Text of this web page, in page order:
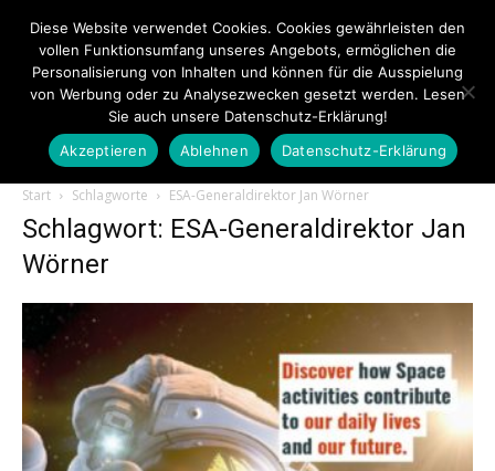
Touristiknews.de
Touristiknews
und
Start Schlagworte ESA-Generaldirektor Jan Wörner
Schlagwort: ESA-Generaldirektor Jan
Wörner
Diese Website verwendet Cookies. Cookies gewährleisten den
vollen Funktionsumfang unseres Angebots, ermöglichen die
Personalisierung von Inhalten und können für die Ausspielung
von Werbung oder zu Analysezwecken gesetzt werden. Lesen
Sie auch unsere Datenschutz-Erklärung!
Akzeptieren
Ablehnen Datenschutz-Erklärung